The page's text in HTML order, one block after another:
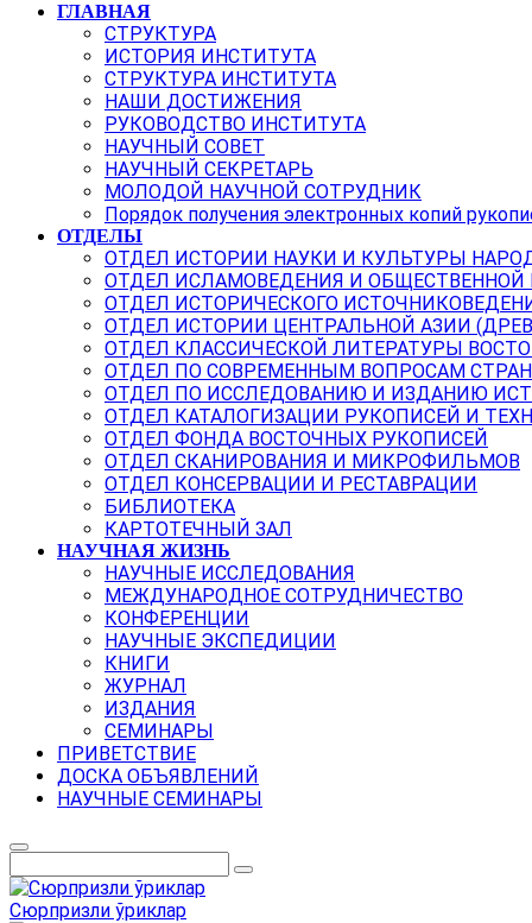
ГЛАВНАЯ
СТРУКТУРА
ИСТОРИЯ ИНСТИТУТА
СТРУКТУРА ИНСТИТУТА
НАШИ ДОСТИЖЕНИЯ
РУКОВОДСТВО ИНСТИТУТА
НАУЧНЫЙ СОВЕТ
НАУЧНЫЙ СЕКРЕТАРЬ
МОЛОДОЙ НАУЧНОЙ СОТРУДНИК
Порядок получения электронных копий
ОТДЕЛЫ
ОТДЕЛ ИСТОРИИ НАУКИ И КУЛЬТУРЫ
ОТДЕЛ ИСЛАМОВЕДЕНИЯ И
ОТДЕЛ ИСТОРИЧЕСКОГО
ОТДЕЛ ИСТОРИИ ЦЕНТРАЛЬНОЙ АЗИИ
ОТДЕЛ КЛАССИЧЕСКОЙ ЛИТЕРАТУРЫ
ОТДЕЛ ПО СОВРЕМЕННЫМ ВОПРОСАМ
ОТДЕЛ ПО ИССЛЕДОВАНИЮ И ИЗДАНИЮ
ОТДЕЛ КАТАЛОГИЗАЦИИ РУКОПИСЕЙ И
ОТДЕЛ ФОНДА ВОСТОЧНЫХ РУКОПИСЕЙ
ОТДЕЛ СКАНИРОВАНИЯ И МИКРОФИЛЬМОВ
ОТДЕЛ КОНСЕРВАЦИИ И РЕСТАВРАЦИИ
БИБЛИОТЕКА
КАРТОТЕЧНЫЙ ЗАЛ
НАУЧНАЯ ЖИЗНЬ
НАУЧНЫЕ ИССЛЕДОВАНИЯ
МЕЖДУНАРОДНОЕ СОТРУДНИЧЕСТВО
КОНФЕРЕНЦИИ
НАУЧНЫЕ ЭКСПЕДИЦИИ
КНИГИ
ЖУРНАЛ
ИЗДАНИЯ
СЕМИНАРЫ
ПРИВЕТСТВИЕ
ДОСКА ОБЪЯВЛЕНИЙ
НАУЧНЫЕ СЕМИНАРЫ
Сюрпризли ўриклар